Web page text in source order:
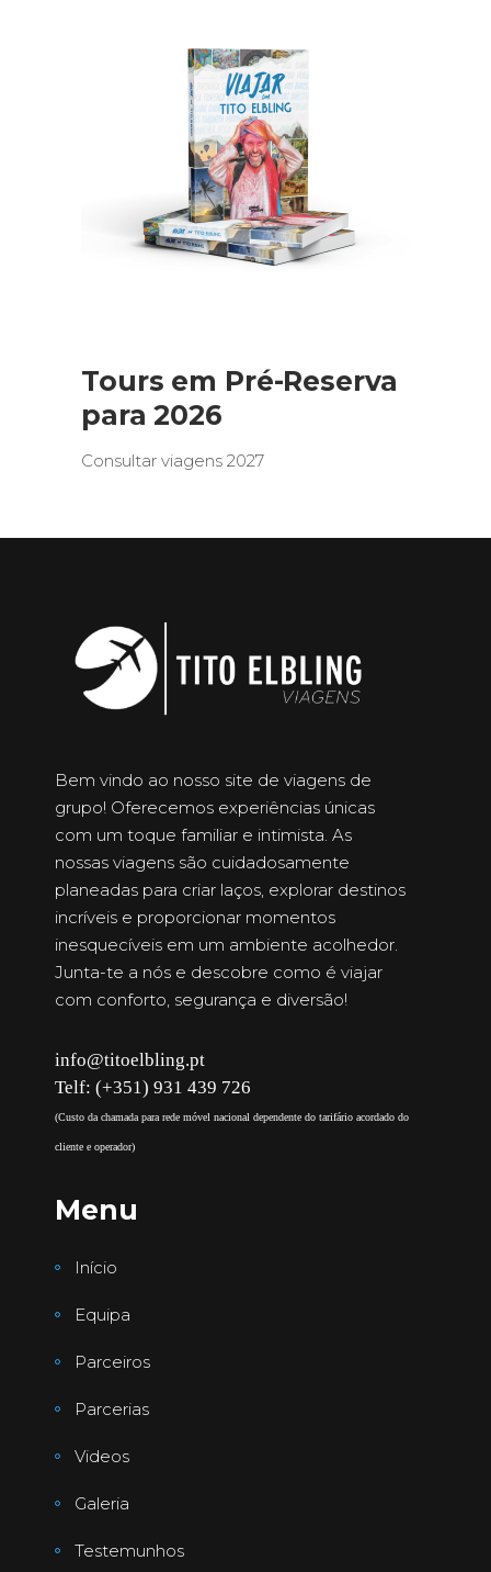
Tours em Pré-Reserva
para 2026
Consultar viagens 2027
Bem vindo ao nosso site de viagens de
grupo! Oferecemos experiências únicas
com um toque familiar e intimista. As
nossas viagens são cuidadosamente
planeadas para criar laços, explorar destinos
incríveis e proporcionar momentos
inesquecíveis em um ambiente acolhedor.
Junta-te a nós e descobre como é viajar
com conforto, segurança e diversão!
info@titoelbling.pt
Telf: (+351) 931 439 726
(Custo da chamada para rede móvel nacional dependente do tarifário acordado do
cliente e operador)
Menu
Início
Equipa
Parceiros
Parcerias
Videos
Galeria
Testemunhos